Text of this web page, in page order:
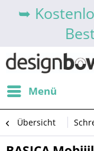
➥
Menü
Übersicht